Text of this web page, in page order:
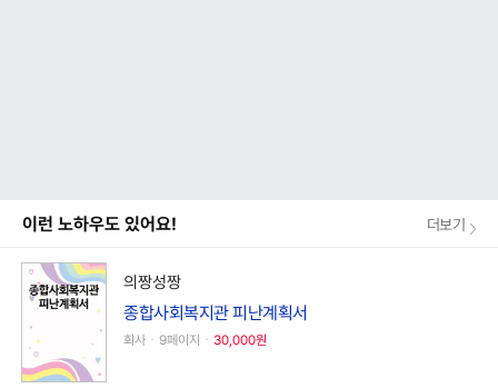
이런 노하우도 있어요! 더보기
의짱성짱
종합사회복지관 피난계획서
회사ㆍ9페이지ㆍ 30,000원